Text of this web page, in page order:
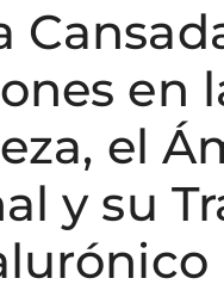
en
el
y su